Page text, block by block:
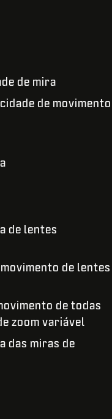
de mira
de movimento
de lentes
de lentes
de todas
zoom variável
das miras de